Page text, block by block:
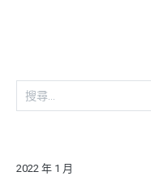
搜
尋
字:
2022 年 1 月